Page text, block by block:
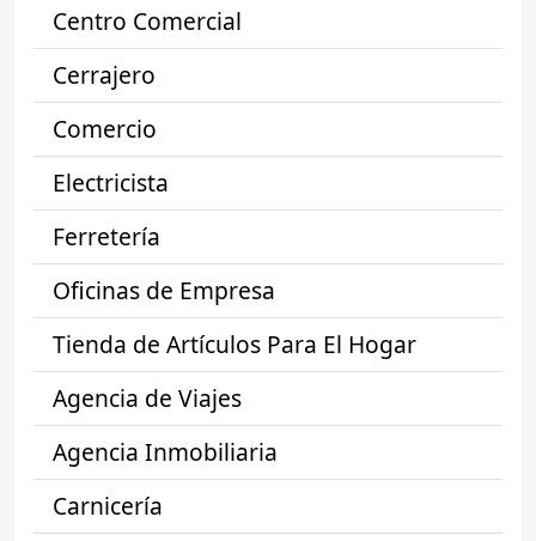
Centro Comercial
Cerrajero
Comercio
Electricista
Ferretería
Oficinas de Empresa
Tienda de Artículos Para El Hogar
Agencia de Viajes
Agencia Inmobiliaria
Carnicería